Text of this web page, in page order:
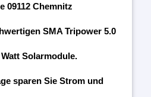
09112 Chemnitz
SMA Tripower 5.0
Solarmodule.
sparen Sie Strom und